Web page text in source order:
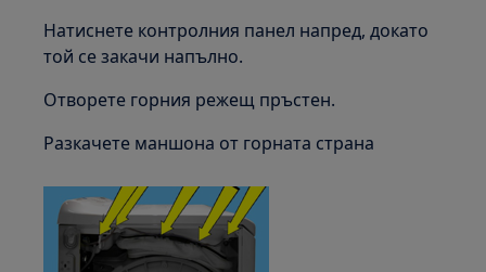
Натиснете контролния панел напред, докато
той се закачи напълно.
Отворете горния режещ пръстен.
Разкачете маншона от горната страна